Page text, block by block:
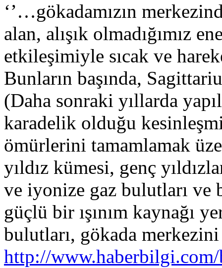
‘’…gökadamızın
alan, alışık olmadığımız
etkileşimiyle sıcak ve
Bunların başında,
(Daha sonraki yıllarda
karadelik olduğu
ömürlerini tamamlamak
yıldız kümesi, genç
ve iyonize gaz bulutları ve
güçlü bir ışınım kaynağı
bulutları, gökada
http://